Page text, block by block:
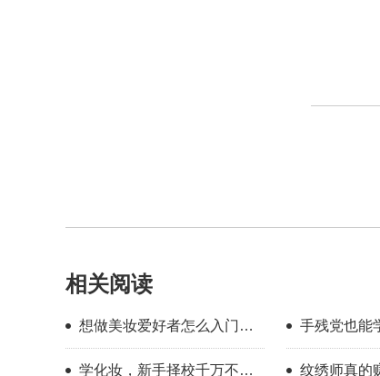
相关阅读
想做美妆爱好者怎么入门？
新手入门完整流程指南
手残党也能
校怎么选？
学化妆，新手择校千万不要
纹绣师真的